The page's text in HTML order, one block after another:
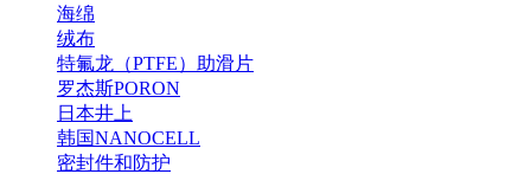
海绵
绒布
特氟龙（PTFE）助滑片
罗杰斯PORON
日本井上
韩国NANOCELL
密封件和防护